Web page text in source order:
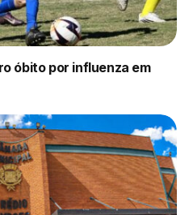
óbito por influenza em